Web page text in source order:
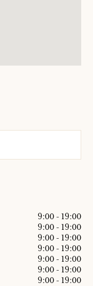
9:00 - 19:00
9:00 - 19:00
9:00 - 19:00
9:00 - 19:00
9:00 - 19:00
9:00 - 19:00
9:00 - 19:00